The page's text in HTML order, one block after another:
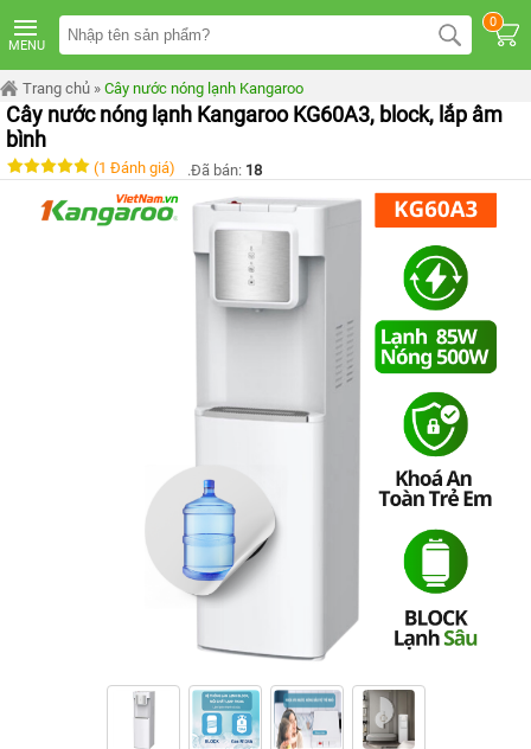
MENU
0
TRANG
CHỦ
MÁY
LỌC
NƯỚC
KANGAROO
ÂM
TỦ
MÁY
Trang chủ » Cây nước nóng lạnh Kangaroo
Cây nước nóng lạnh Kangaroo KG60A3, block, lắp âm
bình
(1 Đánh giá) .Đã bán: 18